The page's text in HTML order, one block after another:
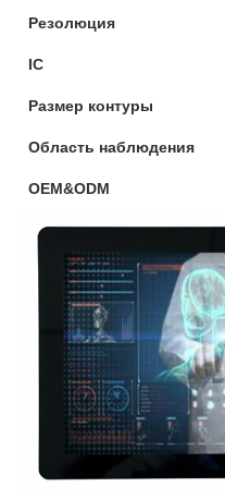
Резолюция
IC
Размер контуры
Область наблюдения
OEM&ODM